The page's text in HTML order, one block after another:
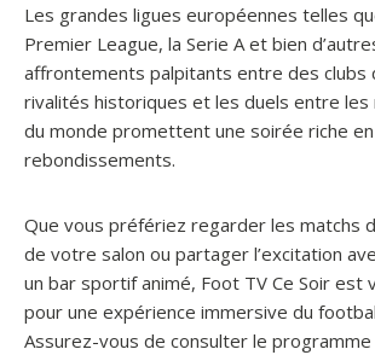
Les grandes ligues européennes telles
Premier League, la Serie A et bien
affrontements palpitants entre des clubs
rivalités historiques et les duels entre les
du monde promettent une soirée riche
rebondissements.
Que vous préfériez regarder les matchs
de votre salon ou partager l’excitation
un bar sportif animé, Foot TV Ce Soir
pour une expérience immersive du
Assurez-vous de consulter le